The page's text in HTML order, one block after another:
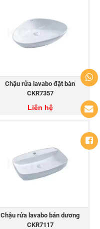
Chậu rửa lavabo đặt bàn
CKR7357
Liên hệ
Chậu rửa lavabo bán dương
CKR7117